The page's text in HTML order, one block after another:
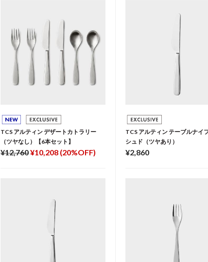
TCS アルティン デザートカトラリー
（ツヤなし）【6本セット】
¥12,760¥10,208 (20%OFF)
TCS アルティン テーブルナイ
シュド（ツヤあり）
¥2,860